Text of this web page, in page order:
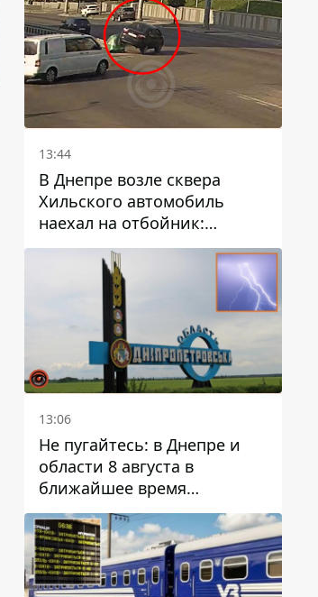
13:44
В Днепре возле сквера
Хильского автомобиль
наехал на отбойник:
момент происшествия
13:06
Не пугайтесь: в Днепре и
области 8 августа в
ближайшее время
ожидается гроза